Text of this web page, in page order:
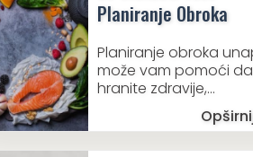
Planiranje Obroka
Planiranje obroka
može vam pomoći
hranite zdravije,...